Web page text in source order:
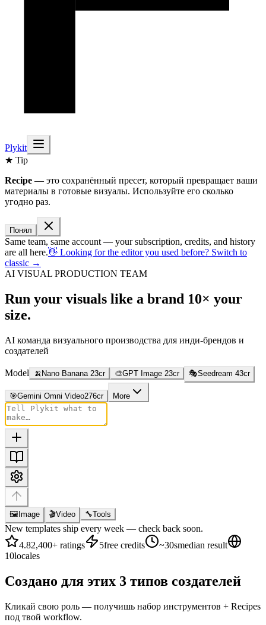
Plykit
★ Tip
Recipe — это сохранённый пресет, который превращает ваши
материалы в готовые визуалы. Используйте его сколько
угодно раз.
Понял
Same team, same account — your subscription, credits, and history
are all here.👋 Looking for the editor you used before? Switch to
classic →
AI VISUAL PRODUCTION TEAM
Run your visuals like a brand 10× your
size.
AI команда визуального производства для инди-брендов и
создателей
Model 🍌 Nano Banana 23cr 🎨GPT Image 23cr 🎭Seedream 43cr
🎯Gemini Omni Video276cr More
🖼 Image 🎬Video 🔧Tools
New templates ship every week — check back soon.
4.82,400+ ratings 5free credits ~30smedian result
10locales
Создано для этих 3 типов создателей
Кликай свою роль — получишь набор инструментов + Recipes
под твой workflow.